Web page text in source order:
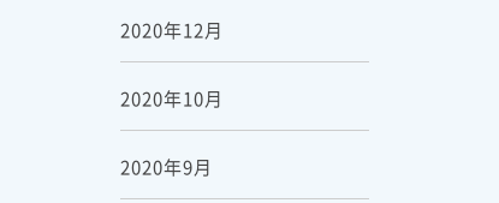
2020年12月
2020年10月
2020年9月